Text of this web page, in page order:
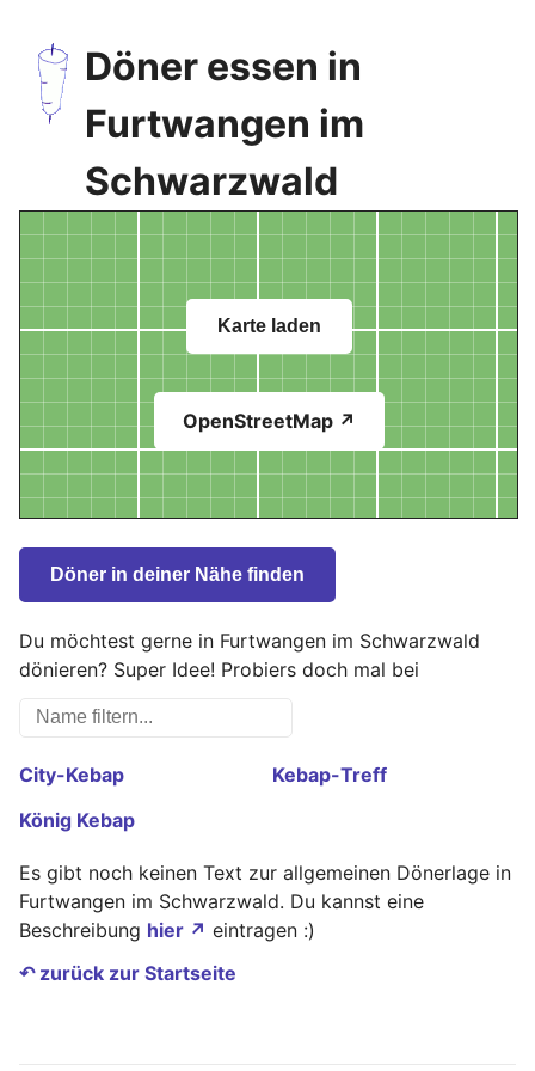
Döner essen in
Furtwangen im
Schwarzwald
Karte laden
OpenStreetMap ↗
Döner in deiner Nähe finden
Du möchtest gerne in Furtwangen im Schwarzwald
dönieren? Super Idee! Probiers doch mal bei
City-Kebap
Kebap-Treff
König Kebap
Es gibt noch keinen Text zur allgemeinen Dönerlage in
Furtwangen im Schwarzwald. Du kannst eine
Beschreibung hier ↗ eintragen :)
↶ zurück zur Startseite